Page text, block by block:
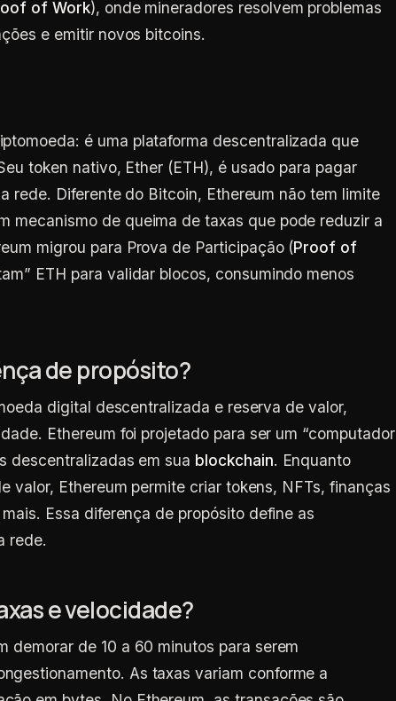
of Work), onde mineradores resolvem problemas
e emitir novos bitcoins.
é uma plataforma descentralizada que
token nativo, Ether (ETH), é usado para pagar
rede. Diferente do Bitcoin, Ethereum não tem limite
mecanismo de queima de taxas que pode reduzir a
migrou para Prova de Participação (Proof of
ETH para validar blocos, consumindo menos
de propósito?
digital descentralizada e reserva de valor,
Ethereum foi projetado para ser um “computador
descentralizadas em sua blockchain. Enquanto
valor, Ethereum permite criar tokens, NFTs, finanças
Essa diferença de propósito define as
rede.
e velocidade?
demorar de 10 a 60 minutos para serem
As taxas variam conforme a